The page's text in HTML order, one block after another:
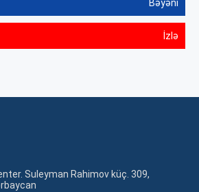
Bəyəni
İzlə
Suleyman Rahimov küç. 309,